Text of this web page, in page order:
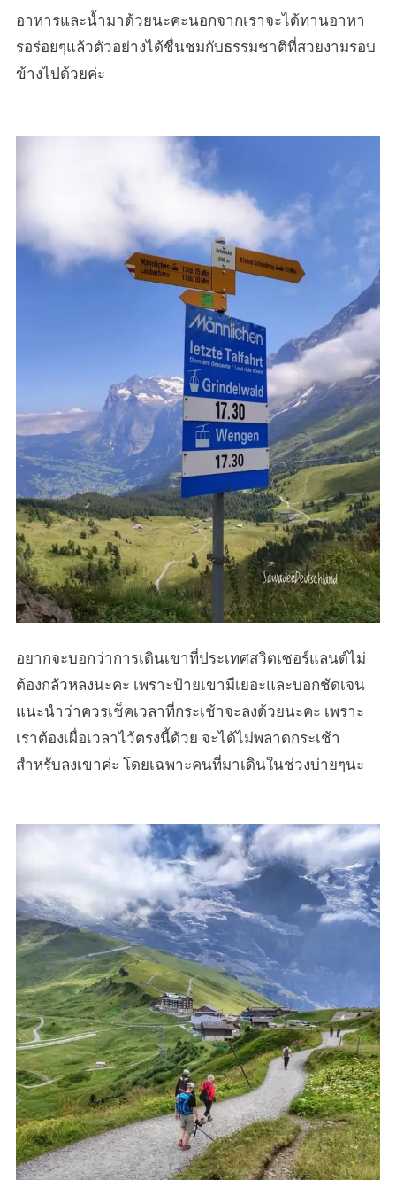
อาหารและน้ำมาด้วยนะคะนอกจากเราจะได้ทานอาหา
รอร่อยๆแล้วตัวอย่างได้ชื่นชมกับธรรมชาติที่สวยงามรอบ
ข้างไปด้วยค่ะ
อยากจะบอกว่าการเดินเขาที่ประเทศสวิตเซอร์แลนด์ไม่
ต้องกลัวหลงนะคะ เพราะป้ายเขามีเยอะและบอกชัดเจน
แนะนำว่าควรเช็คเวลาที่กระเช้าจะลงด้วยนะคะ เพราะ
เราต้องเผื่อเวลาไว้ตรงนี้ด้วย จะได้ไม่พลาดกระเช้า
สำหรับลงเขาค่ะ โดยเฉพาะคนที่มาเดินในช่วงบ่ายๆนะ